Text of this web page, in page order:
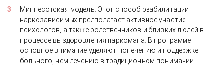
Миннесотская модель. Этот способ реабилитации
наркозависимых предполагает активное участие
психологов, а также родственников и близких людей в
процессе выздоровления наркомана. В программе
основное внимание уделяют попечению и поддержке
больного, чем лечению в традиционном понимании.